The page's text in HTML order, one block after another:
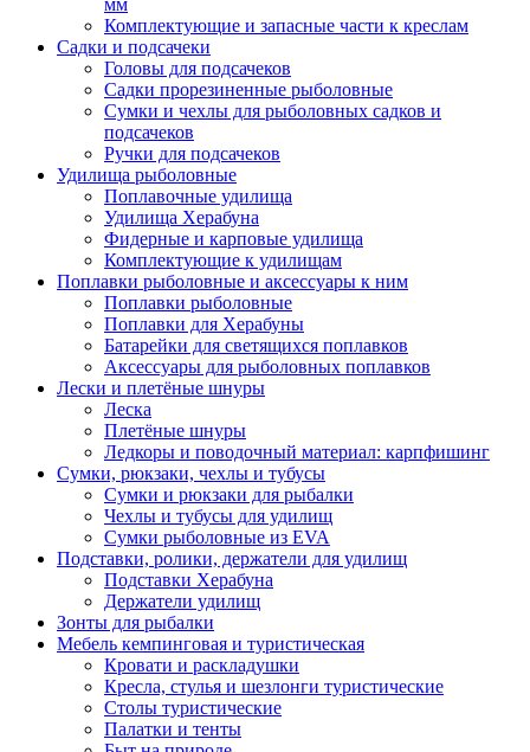
Комплектующие и запасные части к креслам
Садки и подсачеки
Головы для подсачеков
Садки прорезиненные рыболовные
Сумки и чехлы для рыболовных садков и
подсачеков
Ручки для подсачеков
Удилища рыболовные
Поплавочные удилища
Удилища Херабуна
Фидерные и карповые удилища
Комплектующие к удилищам
Поплавки рыболовные и аксессуары к ним
Поплавки рыболовные
Поплавки для Херабуны
Батарейки для светящихся поплавков
Аксессуары для рыболовных поплавков
Лески и плетёные шнуры
Леска
Плетёные шнуры
Ледкоры и поводочный материал: карпфишинг
Сумки, рюкзаки, чехлы и тубусы
Сумки и рюкзаки для рыбалки
Чехлы и тубусы для удилищ
Сумки рыболовные из EVA
Подставки, ролики, держатели для удилищ
Подставки Херабуна
Держатели удилищ
Зонты для рыбалки
Мебель кемпинговая и туристическая
Кровати и раскладушки
Кресла, стулья и шезлонги туристические
Столы туристические
Палатки и тенты